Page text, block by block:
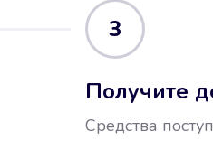
3
Получите
Средства